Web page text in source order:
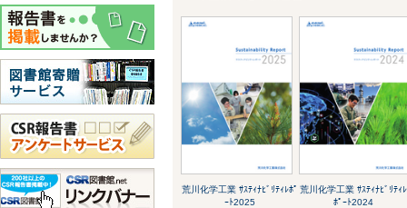
荒川化学工業 ｻｽﾃｨﾅﾋﾞﾘﾃｨﾚﾎﾟ
ｰﾄ2025
荒川化学工業 ｻｽﾃｨﾅﾋﾞﾘﾃｨﾚ
ﾎﾟｰﾄ2024